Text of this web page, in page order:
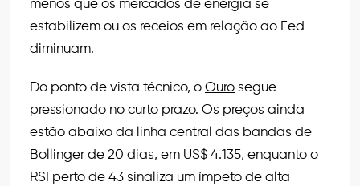
menos que os mercados de energia se
estabilizem ou os receios em relação ao Fed
diminuam.
Do ponto de vista técnico, o Ouro segue
pressionado no curto prazo. Os preços ainda
estão abaixo da linha central das bandas de
Bollinger de 20 dias, em US$ 4.135, enquanto o
RSI perto de 43 sinaliza um ímpeto de alta